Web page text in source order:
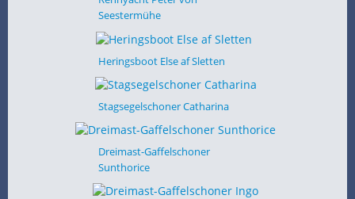
Seestermühe
Heringsboot Else af Sletten
Stagsegelschoner Catharina
Dreimast-Gaffelschoner
Sunthorice